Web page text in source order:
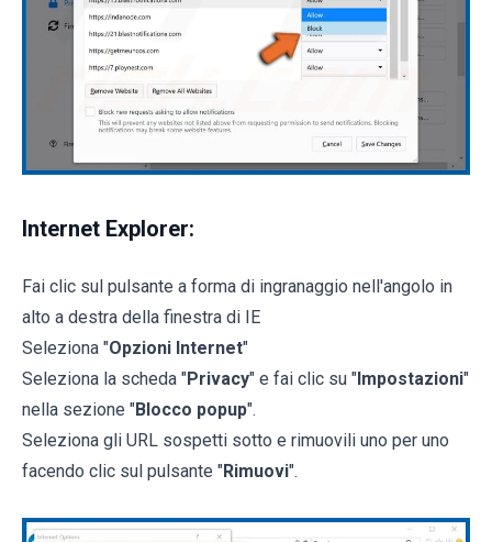
Internet Explorer:
Fai clic sul pulsante a forma di ingranaggio nell'angolo in
alto a destra della finestra di IE
Seleziona "Opzioni Internet"
Seleziona la scheda "Privacy" e fai clic su " Impostazioni"
nella sezione "Blocco popup".
Seleziona gli URL sospetti sotto e rimuovili uno per uno
facendo clic sul pulsante "Rimuovi".